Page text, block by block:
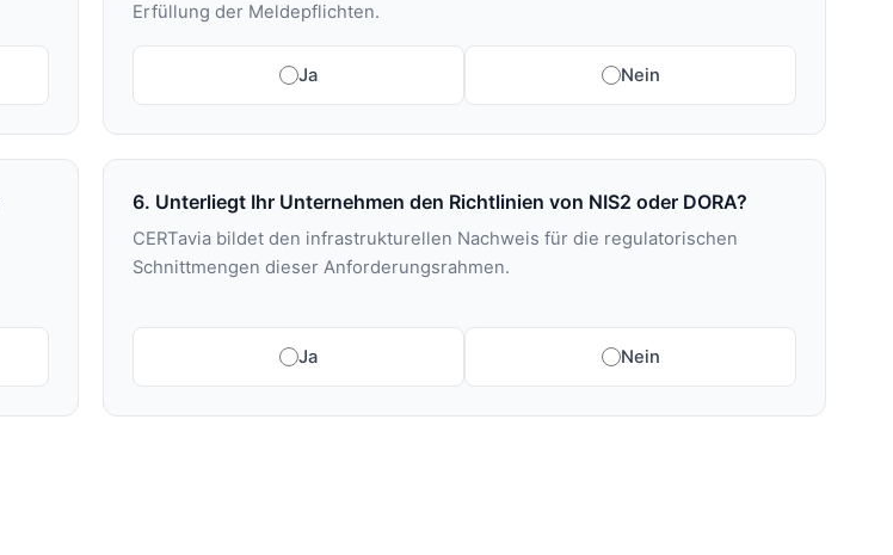
Erfüllung der Meldepflichten.
Ja Nein
6. Unterliegt Ihr Unternehmen den Richtlinien von NIS2 oder DORA?
CERTavia bildet den infrastrukturellen Nachweis für die regulatorischen
Schnittmengen dieser Anforderungsrahmen.
Ja Nein